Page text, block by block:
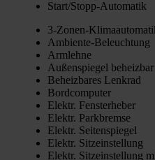
Star­t/­Stopp-Auto­ma­tik
3‑Zo­nen-
Ambi­en­te-Beleuch­tung
Arm­leh­ne
Außen­spie­gel beheiz­bar
Beheiz­ba­res Lenk­rad
Bord­com­pu­ter
Elektr. Fens­ter­he­ber
Elektr. Park­brem­se
Elektr. Sei­ten­spie­gel
Elektr. Sitz­ein­stel­lung
Elektr. Sitz­ein­stel­lung